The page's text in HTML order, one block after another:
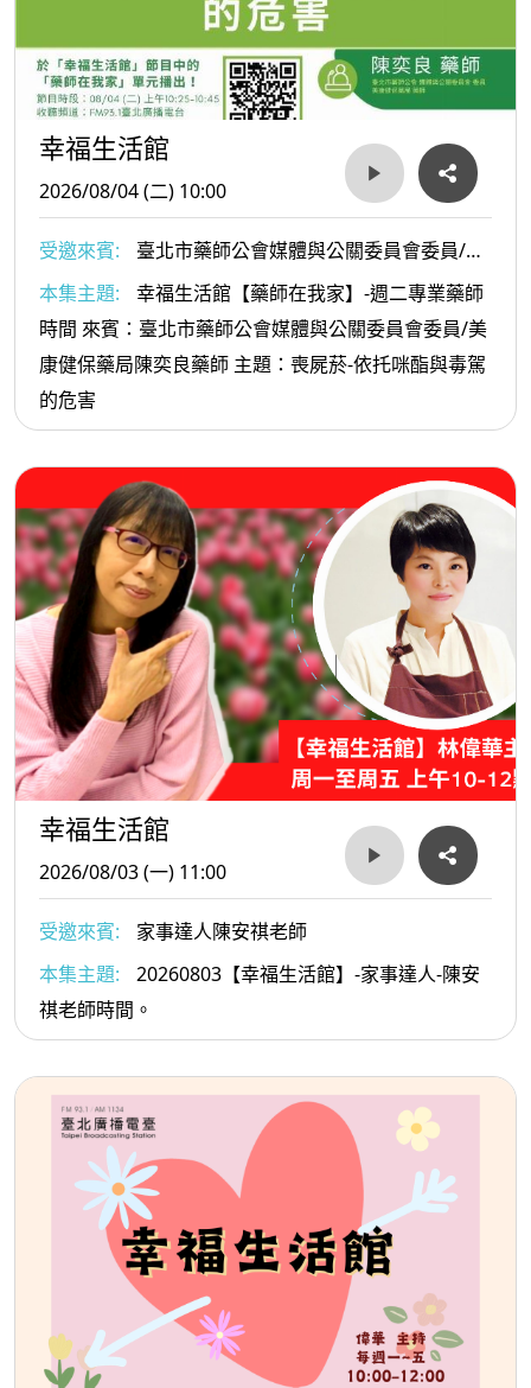
幸福生活館
2026/08/04 (二) 10:00
受邀來賓:
臺北市藥師公會媒體與公關委員會委員/美
康健保藥局陳奕良藥師
本集主題:
幸福生活館【藥師在我家】-週二專業藥師
時間 來賓：臺北市藥師公會媒體與公關委員會委員/美
康健保藥局陳奕良藥師 主題：喪屍菸-依托咪酯與毒駕
的危害
幸福生活館
2026/08/03 (一) 11:00
受邀來賓:
家事達人陳安祺老師
本集主題:
20260803【幸福生活館】-家事達人-陳安
祺老師時間。